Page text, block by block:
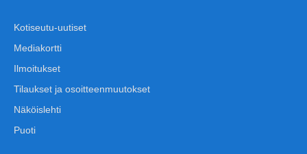
Kotiseutu-uutiset
Mediakortti
Ilmoitukset
Tilaukset ja osoitteenmuutokset
Näköislehti
Puoti